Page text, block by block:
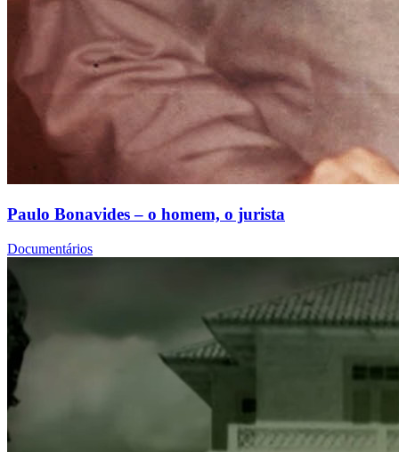
Paulo Bonavides – o homem, o jurista
Documentários